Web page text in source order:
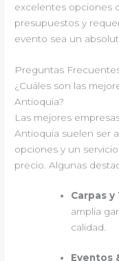
excelentes opciones
presupuestos y
evento sea un
Preguntas
¿Cuáles son las
Antioquia?
Las mejores
Antioquia suelen ser
opciones y un
precio. Algunas
Carpas
amplia
calidad.
Eventos